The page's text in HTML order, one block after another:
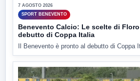
7 AGOSTO 2026
SPORT BENEVENTO
Benevento Calcio: Le scelte di
debutto di Coppa Italia
Il Benevento è pronto al debutto di Coppa